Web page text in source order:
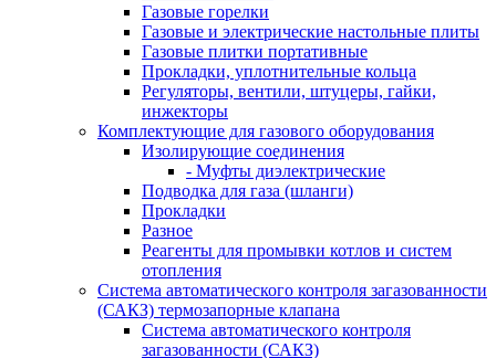
Газовые горелки
Газовые и электрические настольные плиты
Газовые плитки портативные
Прокладки, уплотнительные кольца
Регуляторы, вентили, штуцеры, гайки,
инжекторы
Комплектующие для газового оборудования
Изолирующие соединения
- Муфты диэлектрические
Подводка для газа (шланги)
Прокладки
Разное
Реагенты для промывки котлов и систем
отопления
Система автоматического контроля загазованности
(САКЗ) термозапорные клапана
Система автоматического контроля
загазованности (САКЗ)